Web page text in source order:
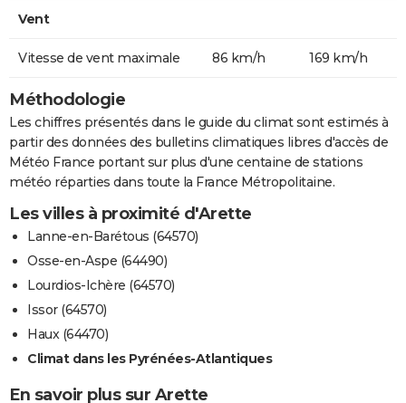
Vent
Vitesse de vent maximale 86 km/h 169 km/h
Méthodologie
Les chiffres présentés dans le guide du climat sont estimés à
partir des données des bulletins climatiques libres d'accès de
Météo France portant sur plus d'une centaine de stations
météo réparties dans toute la France Métropolitaine.
Les villes à proximité d'Arette
Lanne-en-Barétous (64570)
Osse-en-Aspe (64490)
Lourdios-Ichère (64570)
Issor (64570)
Haux (64470)
Climat dans les Pyrénées-Atlantiques
En savoir plus sur Arette